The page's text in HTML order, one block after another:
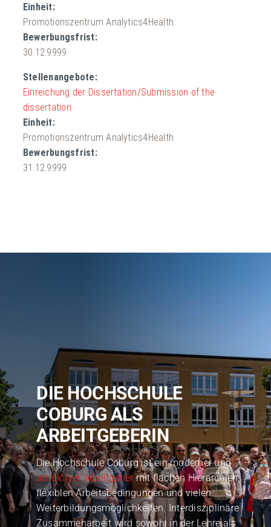
Promotionszentrum Analytics4Health
30.12.9999
Einreichung der Dissertation/Submission of the
dissertation
Promotionszentrum Analytics4Health
31.12.9999
DIE HOCHSCHULE
COBURG ALS
ARBEITGEBERIN
Die Hochschule Coburg ist ein moderner und
attraktiver Arbeitgebermit flachen Hierarchien,
flexiblen Arbeitsbedingungen und vielen
Weiterbildungsmöglichkeiten. Interdisziplinäre
Zusammenarbeit wird sowohl in der Lehre als